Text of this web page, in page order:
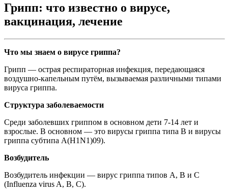
Грипп: что известно о вирусе,
вакцинация, лечение
Что мы знаем о вирусе гриппа?
Грипп — острая респираторная инфекция, передающаяся
воздушно-капельным путём, вызываемая различными типами
вируса гриппа.
Структура заболеваемости
Среди заболевших гриппом в основном дети 7-14 лет и
взрослые. В основном — это вирусы гриппа типа В и вирусы
гриппа субтипа А(H1N1)09).
Возбудитель
Возбудитель инфекции — вирус гриппа типов А, В и С
(Influenza virus A, B, C).